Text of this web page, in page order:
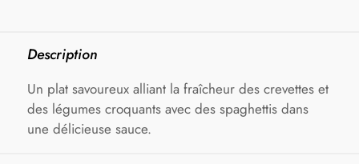
Description
Un plat savoureux alliant la fraîcheur des crevettes et
des légumes croquants avec des spaghettis dans
une délicieuse sauce.